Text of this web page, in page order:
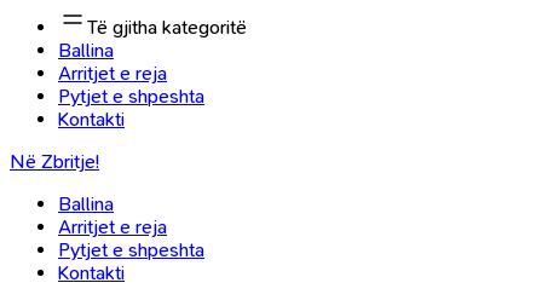
Të gjitha kategoritë
Ballina
Arritjet e reja
Pytjet e shpeshta
Kontakti
Në Zbritje!
Ballina
Arritjet e reja
Pytjet e shpeshta
Kontakti